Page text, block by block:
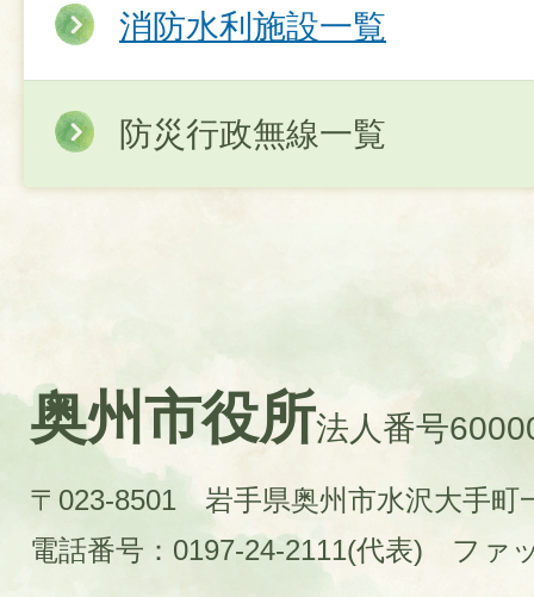
消防水利施設一覧
防災行政無線一覧
奥州市役所法人番号
〒023-8501 岩手県奥州市水沢大手町
電話番号：0197-24-2111(代表)
ファ